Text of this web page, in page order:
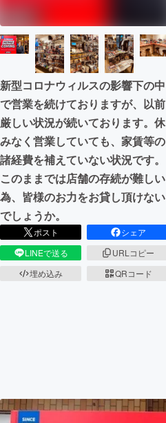
新型コロナウィルスの影響下の中
で営業を続けておりますが、以前
厳しい状況が続いております。休
みなく営業していても、家賃等の
諸経費を補えていない状況です。
このままでは店舗の存続が難しい
為、皆様のお力をお貸し頂けない
でしょうか。
ポスト
シェア
LINEで送る
URLコピー
埋め込み
QRコード